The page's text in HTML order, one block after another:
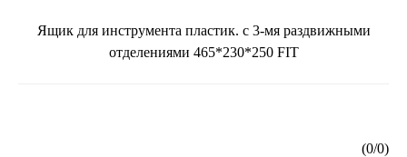
Ящик для инструмента пластик. с 3-мя раздвижными
отделениями 465*230*250 FIT
(0/0)